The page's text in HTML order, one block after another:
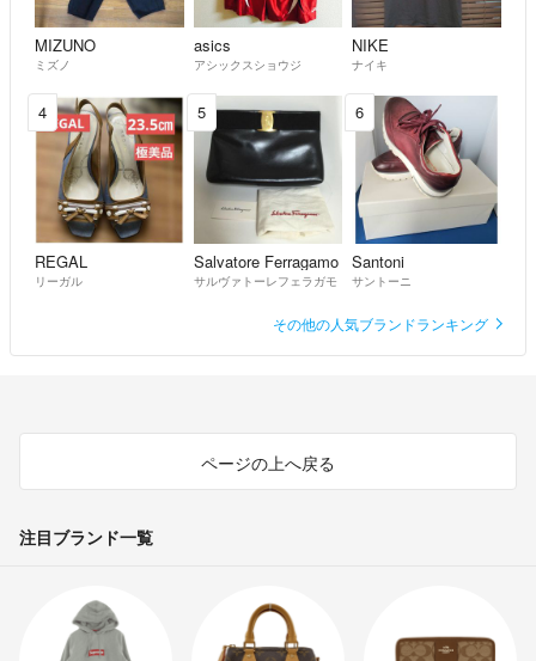
MIZUNO
ミズノ
asics
アシックスショウジ
NIKE
ナイキ
4
REGAL
リーガル
5
Salvatore Ferragamo
サルヴァトーレフェラガモ
6
Santoni
サントーニ
その他の人気ブランドランキング
ページの上へ戻る
注目ブランド一覧